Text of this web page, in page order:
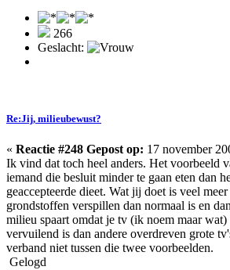
266
Geslacht:
Re:Jij, milieubewust?
« Reactie #248 Gepost op: 17 november
Ik vind dat toch heel anders. Het voorbeeld
iemand die besluit minder te gaan eten dan
geaccepteerde dieet. Wat jij doet is veel
grondstoffen verspillen dan normaal is en
milieu spaart omdat je tv (ik noem maar
vervuilend is dan andere overdreven grote
verband niet tussen die twee voorbeelden.
Gelogd